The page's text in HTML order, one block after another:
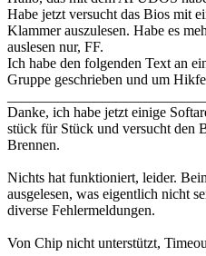
Habe jetzt versucht das Bios mit
Klammer auszulesen. Habe es
auslesen nur, FF.
Ich habe den folgenden Text an
Gruppe geschrieben und um
Danke, ich habe jetzt einige
stück für Stück und versucht den
Brennen.
Nichts hat funktioniert, leider.
ausgelesen, was eigentlich nicht
diverse Fehlermeldungen.
Von Chip nicht unterstützt,